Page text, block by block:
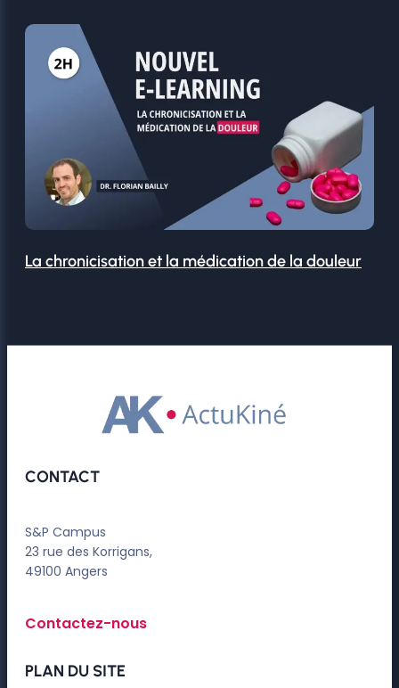
La chronicisation et la médication de la douleur
CONTACT
S&P Campus
23 rue des Korrigans,
49100 Angers
Contactez-nous
PLAN DU SITE